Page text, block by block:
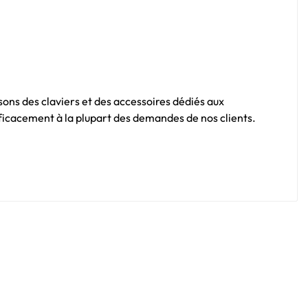
des claviers et des accessoires dédiés aux
à la plupart des demandes de nos clients.